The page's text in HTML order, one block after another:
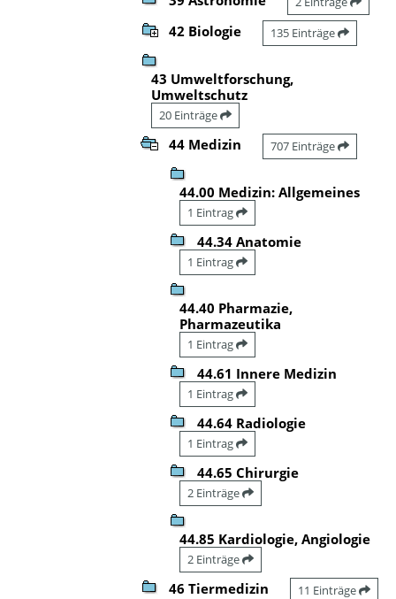
42 Biologie 135 Einträge
43 Umweltforschung,
Umweltschutz
20 Einträge
44 Medizin 707 Einträge
44.00 Medizin: Allgemeines
1 Eintrag
44.34 Anatomie
1 Eintrag
44.40 Pharmazie,
Pharmazeutika
1 Eintrag
44.61 Innere Medizin
1 Eintrag
44.64 Radiologie
1 Eintrag
44.65 Chirurgie
2 Einträge
44.85 Kardiologie, Angiologie
2 Einträge
46 Tiermedizin 11 Einträge